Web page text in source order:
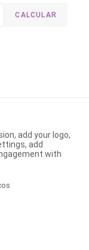
CALCULAR
add your logo,
add
with